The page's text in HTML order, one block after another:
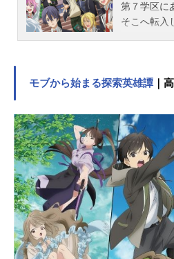
第７学区に
そこへ転入
時間に心地
い神楽蒼介
みどころの
うことで“
たり、笑っ
り。何気
の中に今ま
いること
きる「
リー。作
ction-放送
モブから始まる探索英雄譚 ｜